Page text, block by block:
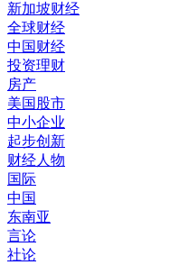
新加坡财经
全球财经
中国财经
投资理财
房产
美国股市
中小企业
起步创新
财经人物
国际
中国
东南亚
言论
社论